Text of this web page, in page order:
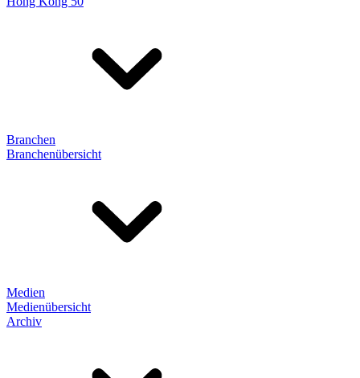
Branchen
Branchenübersicht
Medien
Medienübersicht
Archiv